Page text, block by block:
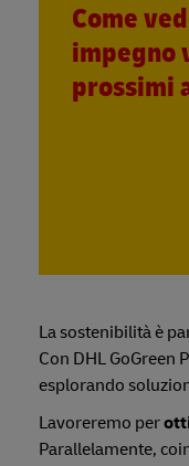
Come
impegno
prossimi
La sostenibilità è
Con DHL GoGreen
esplorando
Lavoreremo per
Parallelamente,